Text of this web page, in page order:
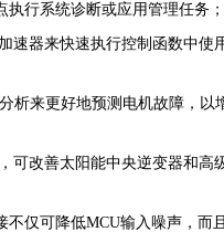
行系统诊断或应用管理任务；
加速器来快速执行控制函数中使
析来更好地预测电机故障，以
可改善太阳能中央逆变器和高
不仅可降低MCU输入噪声，而